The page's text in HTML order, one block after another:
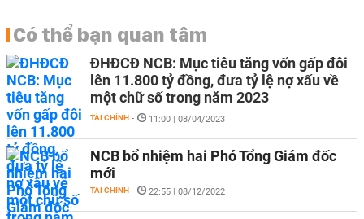
Có thể bạn quan tâm
ĐHĐCĐ NCB: Mục tiêu tăng vốn gấp đôi
lên 11.800 tỷ đồng, đưa tỷ lệ nợ xấu về
một chữ số trong năm 2023
TÀI CHÍNH - 11:00 | 08/04/2023
NCB bổ nhiệm hai Phó Tổng Giám đốc
mới
TÀI CHÍNH - 22:55 | 08/12/2022